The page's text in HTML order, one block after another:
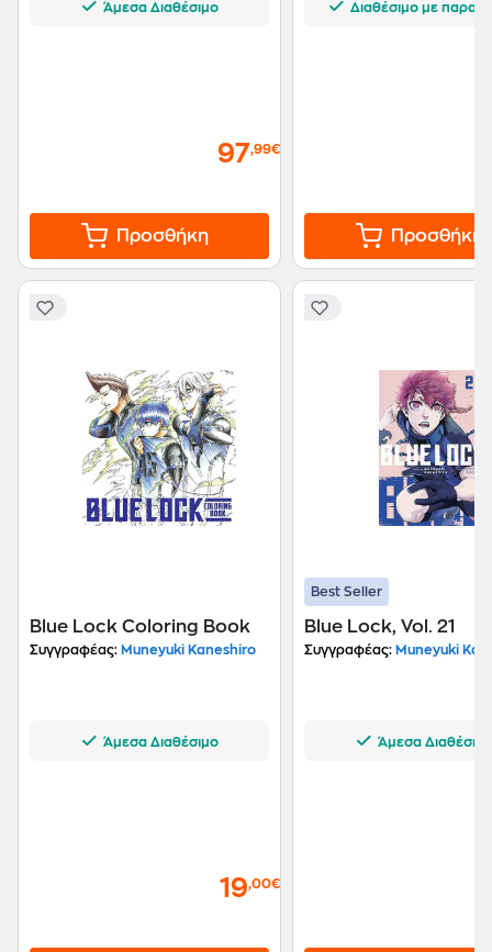
Άμεσα Διαθέσιμο
97,99€
Προσθήκη
Διαθέσιμο με
Προσθήκη
Blue Lock Coloring Book
Συγγραφέας: Muneyuki Kaneshiro
Άμεσα Διαθέσιμο
19,00€
Best Seller
Blue Lock, Vol. 21
Συγγραφέας: Muneyuki
Άμεσα Διαθέσιμο